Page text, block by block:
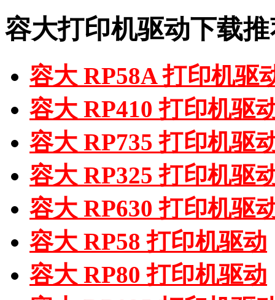
容大打印机驱动下载
容大 RP58A 打印机驱
容大 RP410 打印机驱
容大 RP735 打印机驱
容大 RP325 打印机驱
容大 RP630 打印机驱
容大 RP58 打印机驱动
容大 RP80 打印机驱动